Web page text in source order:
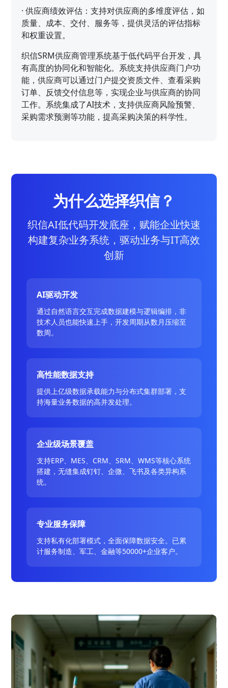
·供应商绩效评估：支持对供应商的多维度评估，如
质量、成本、交付、服务等，提供灵活的评估指标
和权重设置。
织信SRM供应商管理系统基于低代码平台开发，具
有高度的协同化和智能化。系统支持供应商门户功
能，供应商可以通过门户提交资质文件、查看采购
订单、反馈交付信息等，实现企业与供应商的协同
工作。系统集成了AI技术，支持供应商风险预警、
采购需求预测等功能，提高采购决策的科学性。
为什么选择织信？
织信AI低代码开发底座，赋能企业快速
构建复杂业务系统，驱动业务与IT高效
创新
AI驱动开发
通过自然语言交互完成数据建模与逻辑编排，非
技术人员也能快速上手，开发周期从数月压缩至
数周。
高性能数据支持
提供上亿级数据承载能力与分布式集群部署，支
持海量业务数据的高并发处理。
企业级场景覆盖
支持ERP、MES、CRM、SRM、WMS等核心系统
搭建，无缝集成钉钉、企微、飞书及各类异构系
统。
专业服务保障
支持私有化部署模式，全面保障数据安全。已累
计服务制造、军工、金融等50000+企业客户。